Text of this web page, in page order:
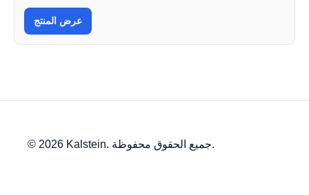
عرض المنتج
© 2026 Kalstein. جميع الحقوق محفوظة.